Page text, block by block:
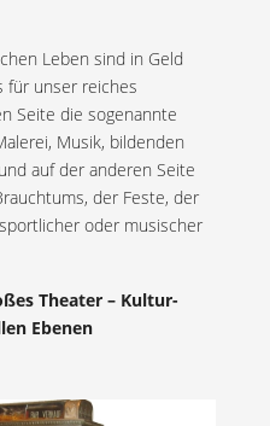
Leben sind in Geld
für unser reiches
Seite die sogenannte
Musik, bildenden
auf der anderen Seite
der Feste, der
oder musischer
Theater – Kultur-
Ebenen